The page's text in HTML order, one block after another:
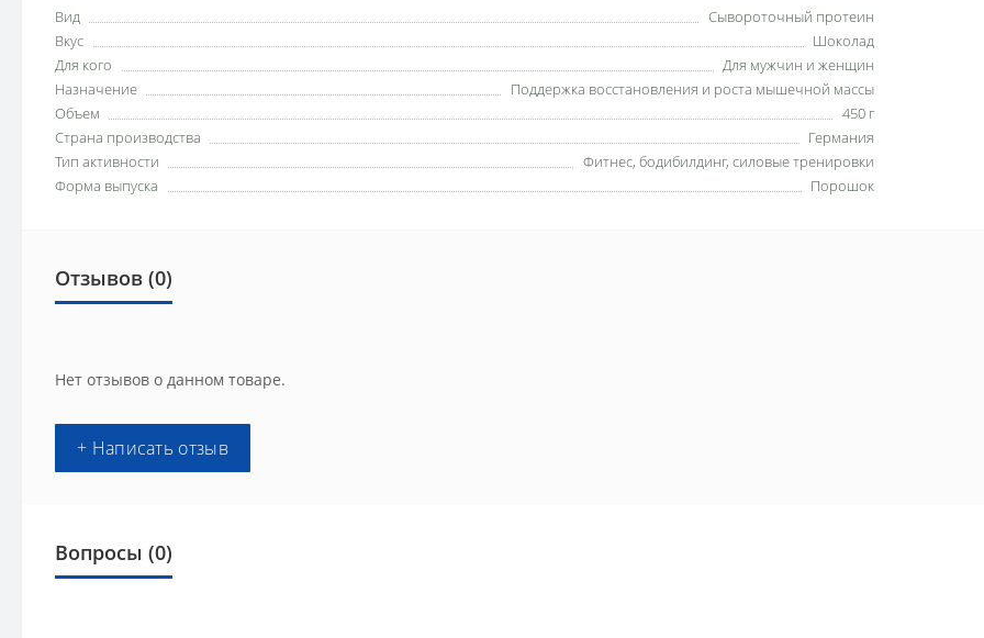
Вид
Сывороточный протеин
Вкус
Шоколад
Для кого
Для мужчин и женщин
Назначение
Поддержка восстановления и роста мышечной массы
Объем
450 г
Страна производства
Германия
Тип активности
Фитнес, бодибилдинг, силовые тренировки
Форма выпуска
Порошок
Отзывов (0)
Нет отзывов о данном товаре.
+ Написать отзыв
Вопросы (0)